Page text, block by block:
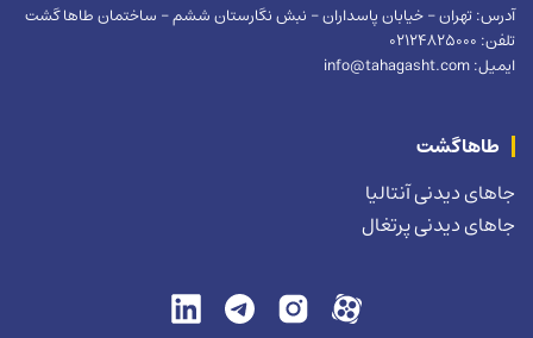
طاهاگشت
جاهای دیدنی آنتالیا
جاهای دیدنی پرتغال
آدرس: تهران – خیابان پاسداران – نبش نگارستان ششم – ساختمان طاها گشت
تلفن: 02124825000
ایمیل: info@tahagasht.com